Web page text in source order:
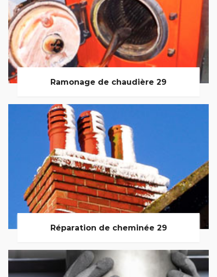
Ramonage de chaudière 29
Réparation de cheminée 29